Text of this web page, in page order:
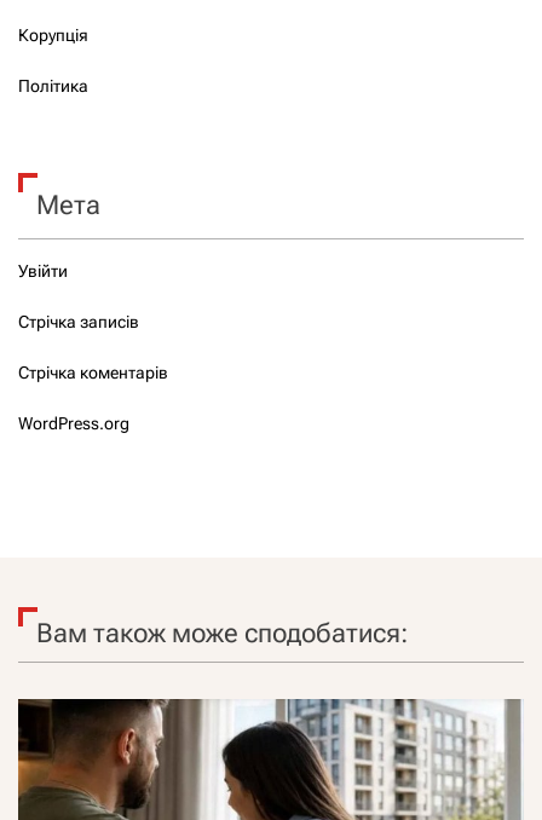
Корупція
Політика
Мета
Увійти
Стрічка записів
Стрічка коментарів
WordPress.org
Вам також може сподобатися: